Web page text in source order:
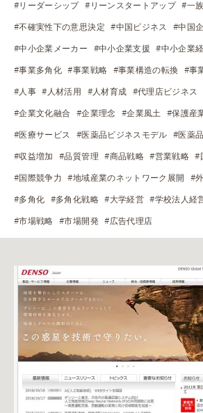
#リーダーシップ #リーンスタートアップ #一
#不確実性下の意思決定 #中国ビジネス #中国
#中小企業メーカー #中小企業支援 #中小企業
#事業多角化 #事業戦略 #事業構造の転換 #事
#人事 #人材活用 #人材育成 #代理店ビジネス
#企業文化融合 #企業理念 #企業風土 #保護産
#医療サービス #医薬品ビジネスモデル #医薬
#収益増加 #品質管理 #商品戦略 #営業戦略 #
#国際競争力 #地域産業のネットワーク展開 #
#多角化 #多角化戦略 #大学経営 #学校法人経
#市場戦略 #市場開発 #広告代理店